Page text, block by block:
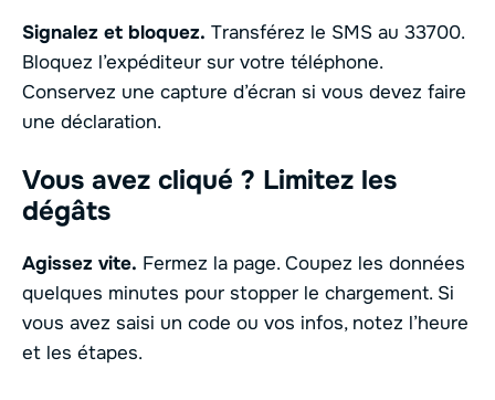
Signalez et bloquez. Transférez le SMS au 33700.
Bloquez l’expéditeur sur votre téléphone.
Conservez une capture d’écran si vous devez faire
une déclaration.
Vous avez cliqué ? Limitez les
dégâts
Agissez vite. Fermez la page. Coupez les données
quelques minutes pour stopper le chargement. Si
vous avez saisi un code ou vos infos, notez l’heure
et les étapes.